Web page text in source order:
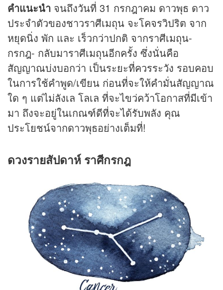
คำแนะนำ จนถึงวันที่ 31 กรกฎาคม ดาวพุธ ดาว
ประจำตัวของชาวราศีเมถุน จะโคจรวิปริต จาก
หยุดนิ่ง พัก และ เร็วกว่าปกติ จากราศีเมถุน-
กรกฎ- กลับมาราศีเมถุนอีกครั้ง ซึ่งนั่นคือ
สัญญาณบ่งบอกว่า เป็นระยะที่ควรระวัง รอบคอบ
ในการใช้คำพูด/เขียน ก่อนที่จะให้คำมั่นสัญญาณ
ใด ๆ แต่ไม่ลังเล โลเล ที่จะไขว่คว้าโอกาสที่มีเข้า
มา ถึงจะอยู่ในเกณฑ์ดีที่จะได้รับพลัง คุณ
ประโยชน์จากดาวพุธอย่างเต็มที่!
ดวงรายสัปดาห์ ราศีกรกฎ